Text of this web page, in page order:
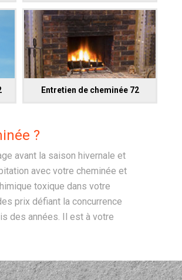
Entretien de cheminée 72
?
avant la saison hivernale et
avec votre cheminée et
toxique dans votre
prix défiant la concurrence
des années. Il est à votre